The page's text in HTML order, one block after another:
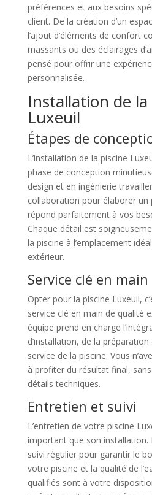
préférences et aux besoins
client. De la création d’un
l’ajout d’éléments de confort
massants ou des éclairages
pensé pour offrir une
personnalisée.
Installation de la
Luxeuil
Étapes de
L’installation de la piscine
phase de conception
design et en ingénierie
collaboration pour élaborer un
répond parfaitement à vos
Chaque détail est
la piscine à l’emplacement
extérieur.
Service clé en main
Opter pour la piscine Luxeuil,
service clé en main de qualité
équipe prend en charge
d’installation, de la
service de la piscine. Vous
à profiter du résultat final,
détails techniques.
Entretien et suivi
L’entretien de votre piscine
important que son installation.
suivi régulier pour garantir le
votre piscine et la qualité de
qualifiés sont à votre